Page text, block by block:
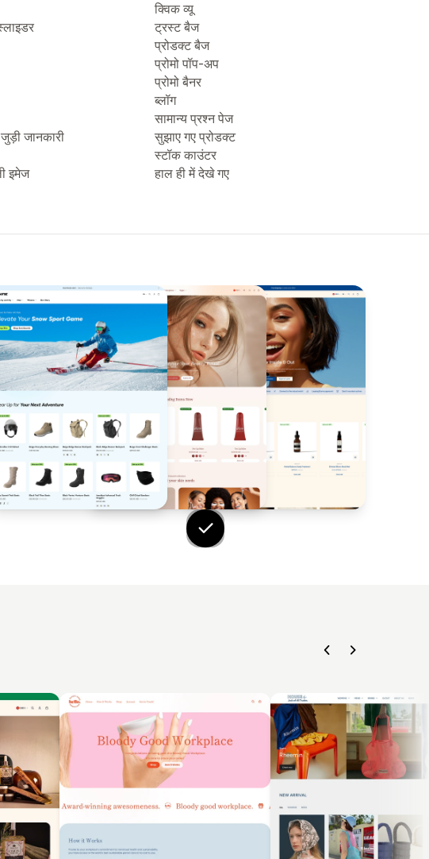
जानकारी
इमेज
क्विक व्यू
ट्रस्ट बैज
प्रोडक्ट बैज
प्रोमो पॉप-अप
प्रोमो बैनर
ब्लॉग
सामान्य प्रश्न पेज
सुझाए गए प्रोडक्ट
स्टॉक काउंटर
हाल ही में देखे गए